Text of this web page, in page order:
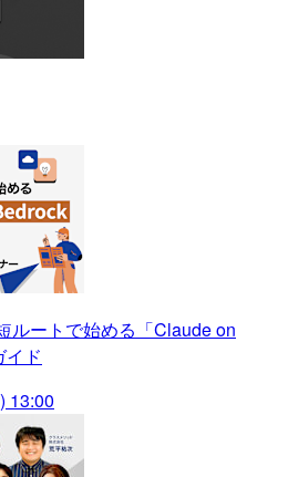
ルートで始める「Claude on
ド
13:00